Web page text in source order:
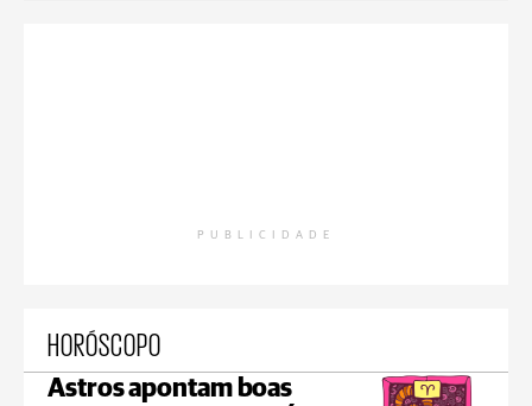
PUBLICIDADE
HORÓSCOPO
Astros apontam boas